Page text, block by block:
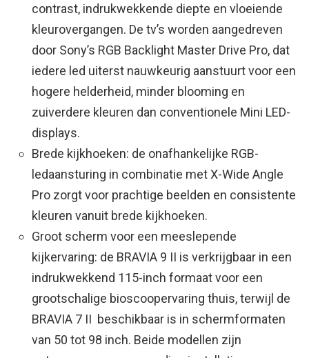
contrast, indrukwekkende diepte en vloeiende
kleurovergangen. De tv’s worden aangedreven
door Sony’s RGB Backlight Master Drive Pro, dat
iedere led uiterst nauwkeurig aanstuurt voor een
hogere helderheid, minder blooming en
zuiverdere kleuren dan conventionele Mini LED-
displays. ​
Brede kijkhoeken: de onafhankelijke RGB-
ledaansturing in combinatie met X-Wide Angle
Pro zorgt voor prachtige beelden en consistente
kleuren vanuit brede kijkhoeken. ​
Groot scherm voor een meeslepende
kijkervaring: de BRAVIA 9 II is verkrijgbaar in een
indrukwekkend 115-inch formaat voor een
grootschalige bioscoopervaring thuis, terwijl de
BRAVIA 7 II ​ beschikbaar is in schermformaten
van 50 tot 98 inch. Beide modellen zijn